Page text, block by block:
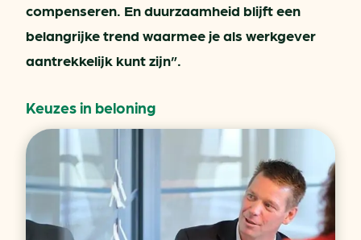
compenseren. En duurzaamheid blijft een
belangrijke trend waarmee je als werkgever
aantrekkelijk kunt zijn”.
Keuzes in beloning